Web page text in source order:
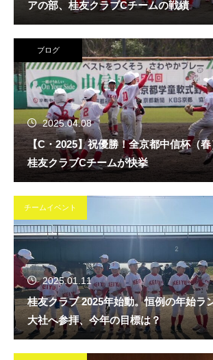
アの部、桂友クラブCチームの戦績
ブログ
2025.04.08
【C・2025】祝優勝！全京都中信杯（
桂友クラブCチームが快挙
チームイベント
2025.01.11
桂友クラブ 2025年始動。恒例の年始ラ
大社へ参拝、今年の目標は？